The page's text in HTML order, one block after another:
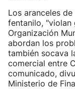
Los aranceles
fentanilo, "violan
Organización
abordan los
también socava
comercial entre
comunicado,
Ministerio de